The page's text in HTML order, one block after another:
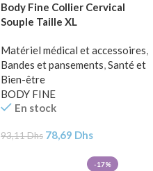
Body Fine Collier Cervical
Souple Taille XL
Matériel médical et accessoires,
Bandes et pansements,Santé et
Bien-être
BODY FINE
En stock
93,11Dhs 78,69 Dhs
-17%